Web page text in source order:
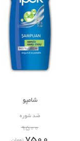
شامپو
ضد شوره
9500